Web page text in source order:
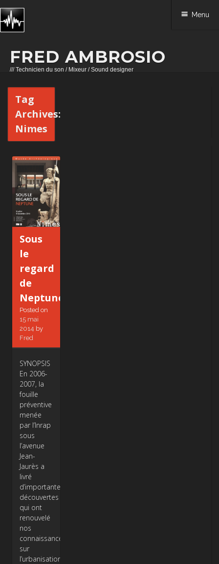
FRED AMBROSIO
/// Technicien du son / Mixeur / Sound designer
Menu
Skip to content
Tag
Archives:
Nimes
Sous
le
regard
de
Neptune
Posted on
15 mai
2014 by
Fred
SYNOPSIS
En 2006-
2007, la
fouille
préventive
menée
par l’Inrap
sous
l’avenue
Jean-
Jaurès a
livré
d’importantes
découvertes
qui ont
renouvelé
nos
connaissances
sur
l’urbanisation